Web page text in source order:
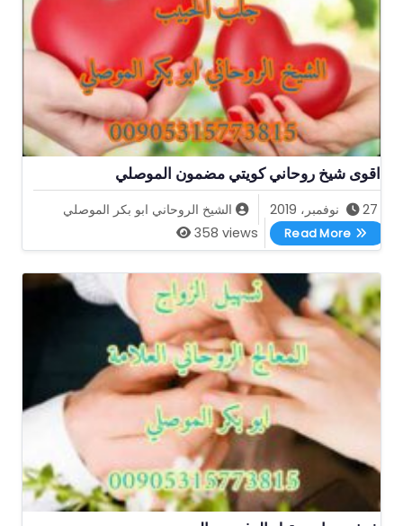
اقوى شيخ روحاني كويتي مضمون الموصلي
27 نوفمبر، 2019
الشيخ الروحاني ابو بكر الموصلي
358 views
Read More
اقوى شيخ روحاني كويتي مضمون الموصلي